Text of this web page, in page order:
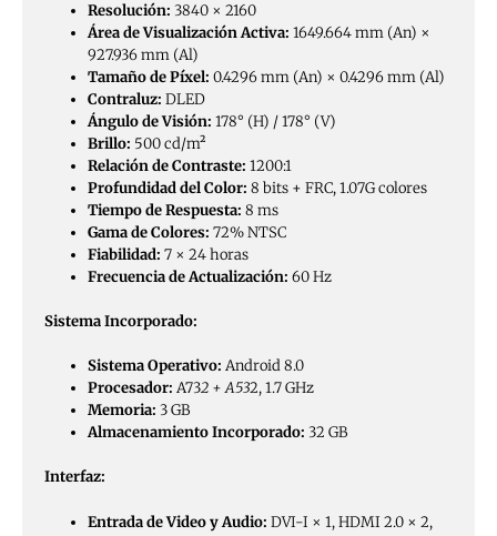
Resolución: 3840 × 2160
Área de Visualización Activa: 1649.664 mm (An) ×
927.936 mm (Al)
Tamaño de Píxel: 0.4296 mm (An) × 0.4296 mm (Al)
Contraluz: DLED
Ángulo de Visión: 178° (H) / 178° (V)
Brillo: 500 cd/m²
Relación de Contraste: 1200:1
Profundidad del Color: 8 bits + FRC, 1.07G colores
Tiempo de Respuesta: 8 ms
Gama de Colores: 72% NTSC
Fiabilidad: 7 × 24 horas
Frecuencia de Actualización: 60 Hz
Sistema Incorporado:
Sistema Operativo: Android 8.0
Procesador: A732 + A532, 1.7 GHz
Memoria: 3 GB
Almacenamiento Incorporado: 32 GB
Interfaz:
Entrada de Video y Audio: DVI-I × 1, HDMI 2.0 × 2,